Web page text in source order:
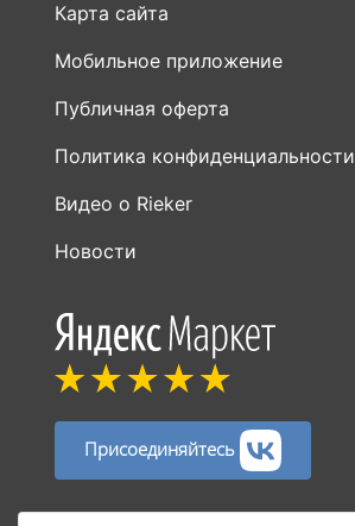
Карта сайта
Мобильное приложение
Публичная оферта
Политика конфиденциальности
Видео о Rieker
Новости
Присоединяйтесь